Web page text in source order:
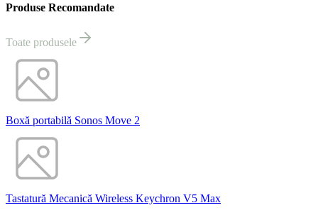
Produse Recomandate
Toate produsele
Boxă portabilă Sonos Move 2
Tastatură Mecanică Wireless Keychron V5 Max